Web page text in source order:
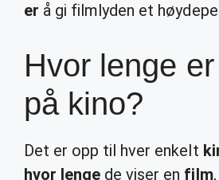
er å gi filmlyden et
Hvor lenge
på kino?
Det er opp til hver enkelt
hvor lenge de viser en film